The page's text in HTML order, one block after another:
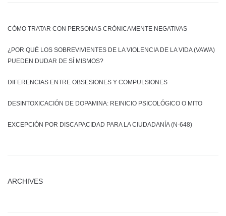
CÓMO TRATAR CON PERSONAS CRÓNICAMENTE NEGATIVAS
¿POR QUÉ LOS SOBREVIVIENTES DE LA VIOLENCIA DE LA VIDA (VAWA)
PUEDEN DUDAR DE SÍ MISMOS?
DIFERENCIAS ENTRE OBSESIONES Y COMPULSIONES
DESINTOXICACIÓN DE DOPAMINA: REINICIO PSICOLÓGICO O MITO
EXCEPCIÓN POR DISCAPACIDAD PARA LA CIUDADANÍA (N-648)
ARCHIVES